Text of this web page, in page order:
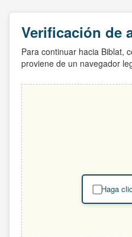
Verificación de
Para continuar hacia Biblat,
proviene de un navegador
Haga